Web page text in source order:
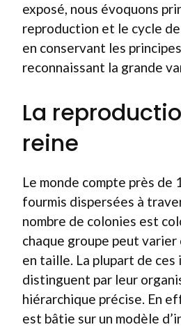
exposé, nous évoquons
reproduction et le cycle
en conservant les
reconnaissant la grande
La
reine
Le monde compte près de
fourmis dispersées à
nombre de colonies est
chaque groupe peut
en taille. La plupart de ces
distinguent par leur
hiérarchique précise. En
est bâtie sur un modèle